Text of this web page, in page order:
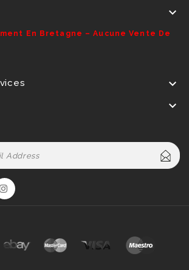

En Bretagne – Aucune Vente De

